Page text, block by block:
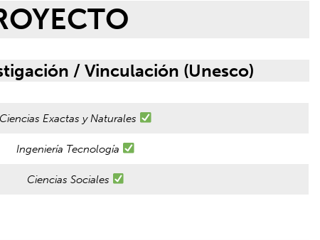
/ Vinculación (Unesco)
Ciencias Exactas y Naturales
Ingeniería Tecnología
Ciencias Sociales